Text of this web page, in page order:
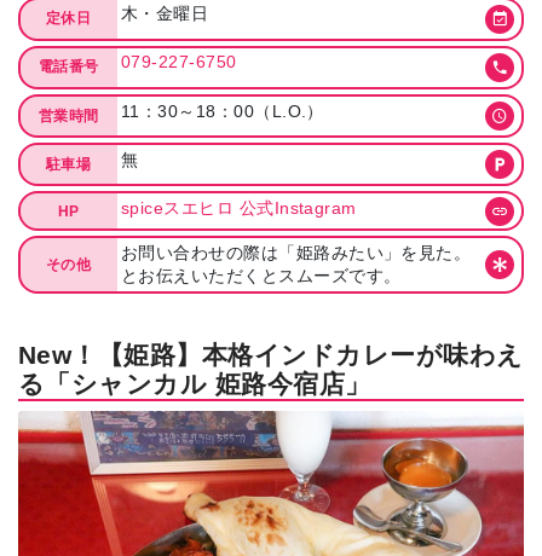
定休日 木・金曜日
電話番号 079-227-6750
営業時間 11：30～18：00（L.O.）
駐車場 無
HP spiceスエヒロ 公式Instagram
その他
お問い合わせの際は「姫路みたい」を見た。
とお伝えいただくとスムーズです。
New！【姫路】本格インドカレーが味わえ
る「シャンカル 姫路今宿店」